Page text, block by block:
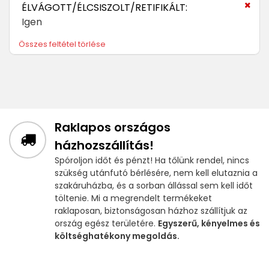
ÉLVÁGOTT/ÉLCSISZOLT/RETIFIKÁLT:
Igen
Összes feltétel törlése
Raklapos országos
házhozszállítás!
Spóroljon időt és pénzt! Ha tőlünk rendel, nincs
szükség utánfutó bérlésére, nem kell elutaznia a
szakáruházba, és a sorban állással sem kell időt
töltenie. Mi a megrendelt termékeket
raklaposan, biztonságosan házhoz szállítjuk az
ország egész területére. Egyszerű, kényelmes és
költséghatékony megoldás.